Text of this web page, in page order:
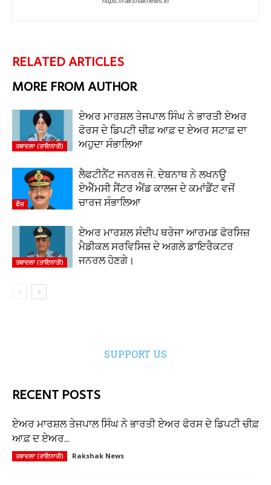
RELATED ARTICLES
MORE FROM AUTHOR
ਤਬਾਦਲਾ (ਤਾਇਨਾਤੀ)
ਏਅਰ ਮਾਰਸ਼ਲ ਤੇਜਪਾਲ ਸਿੰਘ ਨੇ ਭਾਰਤੀ ਏਅਰ
ਫੋਰਸ ਦੇ ਡਿਪਟੀ ਚੀਫ਼ ਆਫ਼ ਦ ਏਅਰ ਸਟਾਫ਼ ਦਾ
ਅਹੁਦਾ ਸੰਭਾਲਿਆ
ਫੌਜ
ਲੈਫਟੀਨੈਂਟ ਜਨਰਲ ਜੇ. ਦੇਬਨਾਥ ਨੇ ਲਖਨਊ
ਏਐੱਮਸੀ ਸੈਂਟਰ ਐਂਡ ਕਾਲਜ ਦੇ ਕਮਾਂਡੈਂਟ ਵਜੋਂ
ਚਾਰਜ ਸੰਭਾਲਿਆ
ਤਬਾਦਲਾ (ਤਾਇਨਾਤੀ)
ਏਅਰ ਮਾਰਸ਼ਲ ਸੰਦੀਪ ਥਰੇਜਾ ਆਰਮਡ ਫੋਰਸਿਜ਼
ਮੈਡੀਕਲ ਸਰਵਿਸਿਜ਼ ਦੇ ਅਗਲੇ ਡਾਇਰੈਕਟਰ
ਜਨਰਲ ਹੋਣਗੇ।
SUPPORT US
RECENT POSTS
ਏਅਰ ਮਾਰਸ਼ਲ ਤੇਜਪਾਲ ਸਿੰਘ ਨੇ ਭਾਰਤੀ ਏਅਰ ਫੋਰਸ ਦੇ ਡਿਪਟੀ ਚੀਫ਼
ਆਫ਼ ਦ ਏਅਰ...
ਤਬਾਦਲਾ (ਤਾਇਨਾਤੀ) Rakshak News